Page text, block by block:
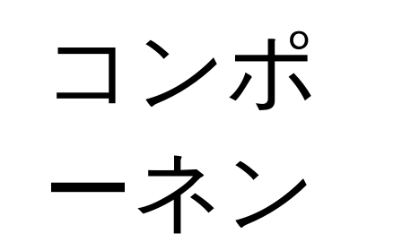
コンポ
ーネン